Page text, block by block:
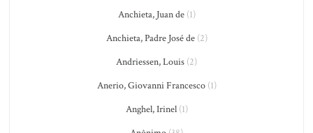
Anchieta, Juan de(1)
Anchieta, Padre José de(2)
Andriessen, Louis (2)
Anerio, Giovanni Francesco(1)
Anghel, Irinel(1)